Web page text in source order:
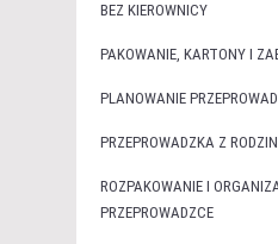
BEZ KIEROWNICY
PAKOWANIE, KARTONY I
PLANOWANIE
PRZEPROWADZKA Z
ROZPAKOWANIE I
PRZEPROWADZCE